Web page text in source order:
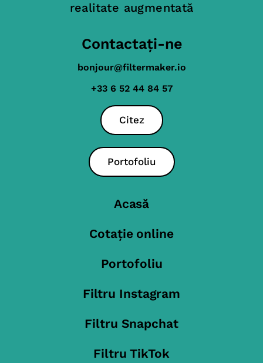
realitate augmentată
Contactați-ne
bonjour@filtermaker.io
+33 6 52 44 84 57
Citez
Portofoliu
Acasă
Cotație online
Portofoliu
Filtru Instagram
Filtru Snapchat
Filtru TikTok